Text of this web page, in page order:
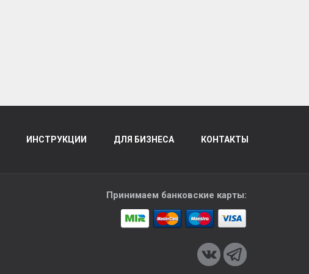
ИНСТРУКЦИИ ДЛЯ БИЗНЕСА КОНТАКТЫ
Принимаем банковские карты: